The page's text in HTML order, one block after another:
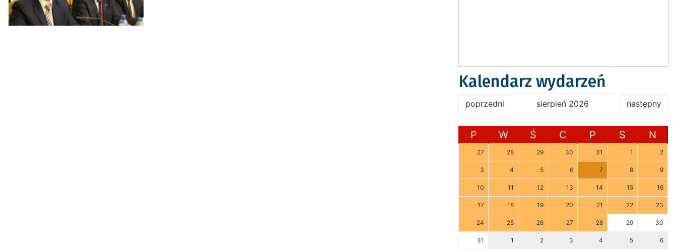
Kalendarz wydarzeń
poprzedni sierpień 2026 następny
P W Ś C P S N
27 28 29 30 31 1 2
3 4 5 6 7 8 9
10 11 12 13 14 15 16
17 18 19 20 21 22 23
24 25 26 27 28 29 30
31 1 2 3 4 5 6